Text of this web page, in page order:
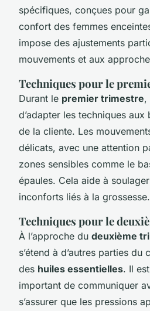
spécifiques, conçues pour
confort des femmes
impose des ajustements
mouvements et aux
Techniques pour le
Durant le premier trimestre,
d’adapter les techniques
de la cliente. Les
délicats, avec une attention
zones sensibles comme le
épaules. Cela aide à
inconforts liés à la grossesse.
Techniques pour le
À l’approche du deuxième
s’étend à d’autres parties
des huiles essentielles. Il
important de communiquer
s’assurer que les pressions